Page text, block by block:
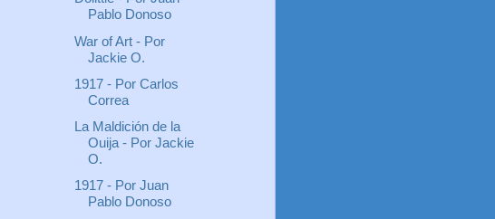
Pablo Donoso
War of Art - Por
Jackie O.
1917 - Por Carlos
Correa
La Maldición de la
Ouija - Por Jackie
O.
1917 - Por Juan
Pablo Donoso